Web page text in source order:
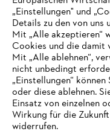
Unternehmen
Online Shop
Service
IHR
„Einstellungen" und
Details zu den von
Mit „Alle akzeptieren“
Cookies und die damit
Mit „Alle ablehnen“,
nicht unbedingt
„Einstellungen“
oder diese ablehnen.
Einsatz von einzelnen
Wirkung für die
widerrufen.